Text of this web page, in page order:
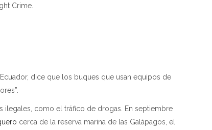
Crime.
dice que los buques que usan equipos de
ilegales, como el tráfico de drogas. En septiembre
cerca de la reserva marina de las Galápagos, el